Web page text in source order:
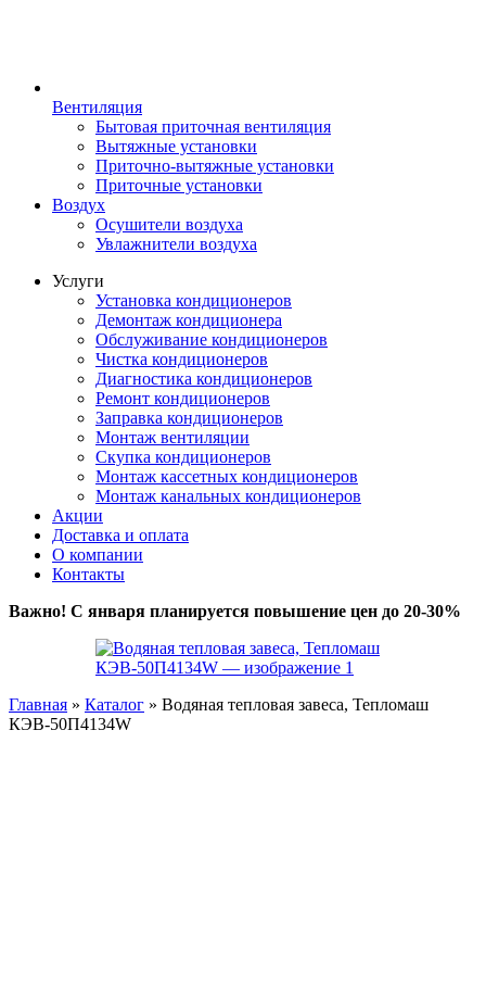
Вентиляция
Бытовая приточная вентиляция
Вытяжные установки
Приточно-вытяжные установки
Приточные установки
Воздух
Осушители воздуха
Увлажнители воздуха
Услуги
Установка кондиционеров
Демонтаж кондиционера
Обслуживание кондиционеров
Чистка кондиционеров
Диагностика кондиционеров
Ремонт кондиционеров
Заправка кондиционеров
Монтаж вентиляции
Скупка кондиционеров
Монтаж кассетных кондиционеров
Монтаж канальных кондиционеров
Акции
Доставка и оплата
О компании
Контакты
Важно! С января планируется повышение цен до 20-30%
Главная » Каталог » Водяная тепловая завеса, Тепломаш
КЭВ-50П4134W